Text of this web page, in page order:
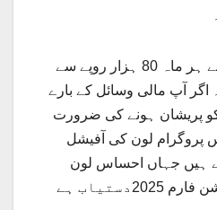
احساس پروگرام کے ذریعے ہر ماہ 80 ہزار روپے سے
اگر آپ مالی وسائل کے بارے
پریشان ہونے کی ضرورت
پروگرام لون کی آفیشل
ہیں جہاں احساس لون
ہے